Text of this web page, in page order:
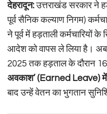
देहरादून:उत्तराखंड सरकार ने
पूर्व सैनिक कल्याण निगम)
ने पूर्व में हड़ताली कर्मचारियों
आदेश को वापस ले लिया है।
2025 तक हड़ताल के दौरान
अवकाश’ (Earned Leave) में
बाद उन्हें वेतन का भुगतान